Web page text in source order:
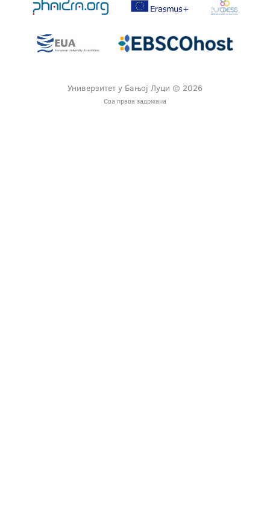
Универзитет у Бањој Луци © 2026
Сва права задржана